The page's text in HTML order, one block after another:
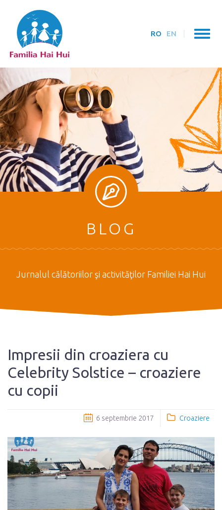
RO EN
BLOG
Jurnalul călătoriilor şi activităţilor Familiei Hai Hui
Impresii din croaziera cu
Celebrity Solstice – croaziere
cu copii
6 septembrie 2017 Croaziere